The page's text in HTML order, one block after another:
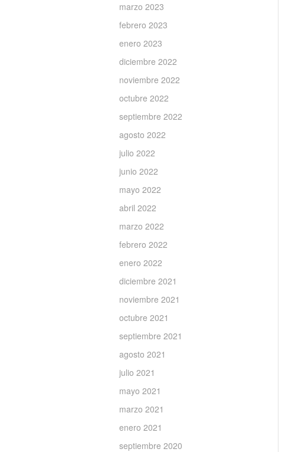
marzo 2023
febrero 2023
enero 2023
diciembre 2022
noviembre 2022
octubre 2022
septiembre 2022
agosto 2022
julio 2022
junio 2022
mayo 2022
abril 2022
marzo 2022
febrero 2022
enero 2022
diciembre 2021
noviembre 2021
octubre 2021
septiembre 2021
agosto 2021
julio 2021
mayo 2021
marzo 2021
enero 2021
septiembre 2020